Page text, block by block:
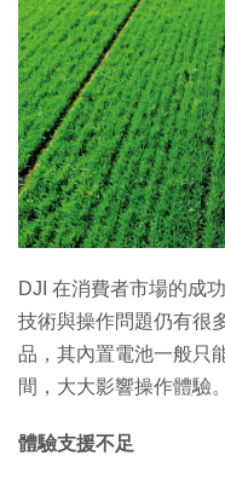
IT Times
生成式AI與雲端應用
Enterprise Digital
特集
DJI 在消費者市場的成
技術與操作問題仍有很
品，其內置電池一般只
間，大大影響操作體驗。
體驗支援不足